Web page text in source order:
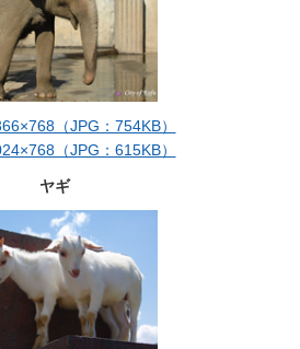
（JPG：754KB）
（JPG：615KB）
ヤギ